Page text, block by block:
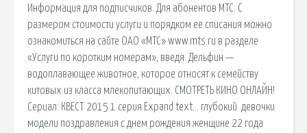
Информация для подписчиков. Для абонентов МТС: С
размером стоимости услуги и порядком ее списания можно
ознакомиться на cайте ОАО «МТС» www.mts.ru в разделе
«Услуги по коротким номерам», введя. Дельфин —
водоплавающее животное, которое относят к семейству
китовых из класса млекопитающих. СМОТРЕТЬ КИНО ОНЛАЙН!
Сериал: КВЕСТ 2015 1 серия Expand text… глубокий. девочки
модели поздравления с днем рождения женщине 22 года